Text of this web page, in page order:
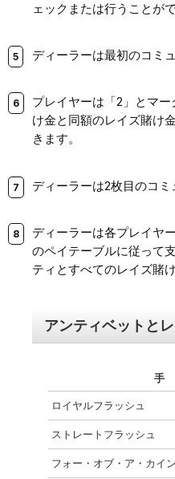
ェックまたは行うことがで
ディーラーは最初のコミ
プレイヤーは「2」とマ
け金と同額のレイズ賭け
きます。
ディーラーは2枚目のコミ
ディーラーは各プレイヤ
のペイテーブルに従って
ティとすべてのレイズ賭
アンティベットと
手
ロイヤルフラッシュ
ストレートフラッシュ
フォー・オブ・ア・カイ